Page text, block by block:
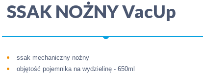
SSAK NOŻNY VacUp
ssak mechaniczny nożny
objętość pojemnika na wydzielinę - 650ml